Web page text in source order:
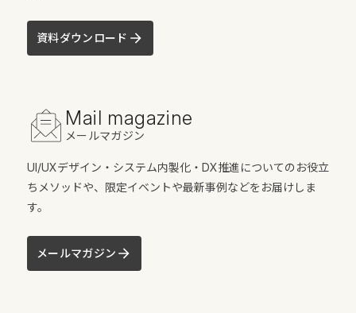
資料ダウンロード
Mail magazine
メールマガジン
UI/UXデザイン・システム内製化・DX推進についてのお役立
ちメソッドや、限定イベントや最新事例などをお届けしま
す。
メールマガジン